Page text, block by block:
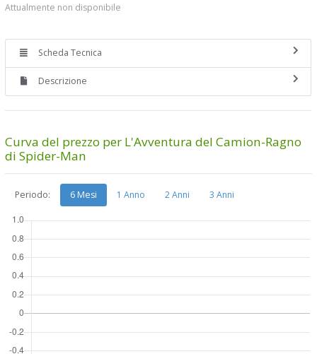
Attualmente non disponibile
Scheda Tecnica
Descrizione
Curva del prezzo per L'Avventura del Camion-Ragno
di Spider-Man
Periodo: 6 Mesi 1 Anno 2 Anni 3 Anni